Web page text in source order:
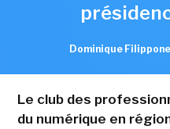
Dominique Filippone
Le club des
du numérique en